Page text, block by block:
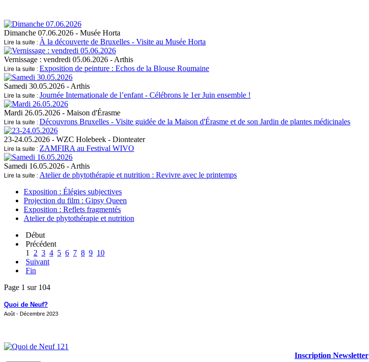
Dimanche 07.06.2026 - Musée Horta
Lire la suite : À la découverte de Bruxelles - Visite au Musée Horta
Vernissage : vendredi 05.06.2026 - Arthis
Lire la suite : Exposition de peinture : Echos de la Blouse Roumaine
Samedi 30.05.2026 - Arthis
Lire la suite : Journée Internationale de l’enfant - Célébrons le 1er Juin ensemble !
Mardi 26.05.2026 - Maison d'Érasme
Lire la suite : Découvrons Bruxelles - Visite guidée de la Maison d'Érasme et de son Jardin de plantes médicinales
23-24.05.2026 - WZC Holebeek - Dionteater
Lire la suite : ZAMFIRA au Festival WIVO
Samedi 16.05.2026 - Arthis
Lire la suite : Atelier de phytothérapie et nutrition : Revivre avec le printemps
Exposition : Élégies subjectives
Projection du film : Gipsy Queen
Exposition : Reflets fragmentés
Atelier de phytothérapie et nutrition
Début
Précédent
1
2 3 4 5 6 7 8 9 10
Suivant
Fin
Page 1 sur 104
Quoi de Neuf?
Août - Décembre 2023
Inscription Newsletter